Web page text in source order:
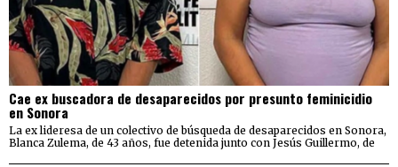
Cae ex buscadora de desaparecidos por presunto feminicidio
en Sonora
La ex lideresa de un colectivo de búsqueda de desaparecidos en Sonora,
Blanca Zulema, de 43 años, fue detenida junto con Jesús Guillermo, de